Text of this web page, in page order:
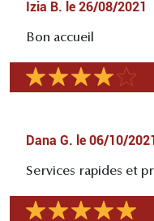
Izia B. le 26/08/2021
Bon accueil
Dana G. le 06/10/2021
Services rapides et